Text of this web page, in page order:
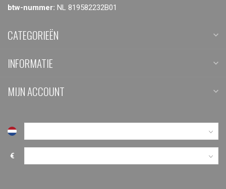
btw-nummer: NL 819582232B01
CATEGORIEËN
INFORMATIE
MIJN ACCOUNT
€